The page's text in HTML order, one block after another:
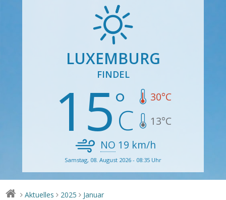
LUXEMBURG
FINDEL
15 30°C
13°C
NO 19 km/h
Samstag, 08. August 2026 - 08:35 Uhr
> Aktuelles > 2025 > Januar